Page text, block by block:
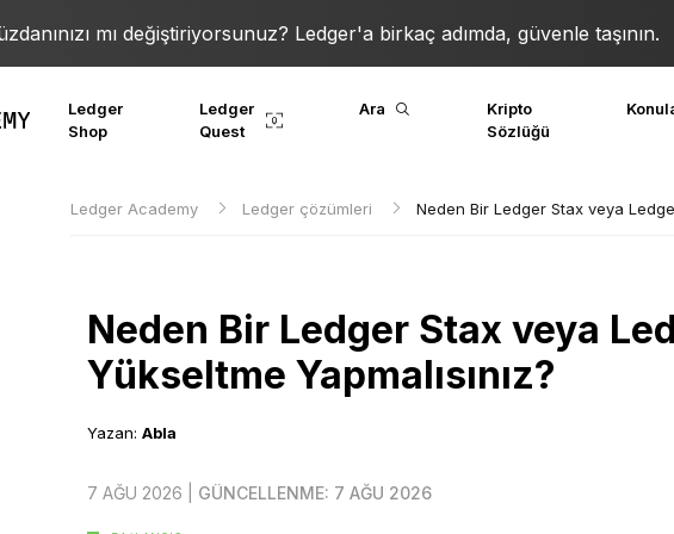
mı değiştiriyorsunuz? Ledger'a birkaç adımda, güvenle taşının.
Ledger
Shop
Ledger
Quest
Ara
Kripto
Sözlüğü
Ledger Academy Ledger çözümleri Neden Bir Ledger Stax veya
Neden Bir Ledger Stax veya
Yükseltme Yapmalısınız?
Yazan: Abla
7 AĞU 2026 | GÜNCELLENME: 7 AĞU 2026